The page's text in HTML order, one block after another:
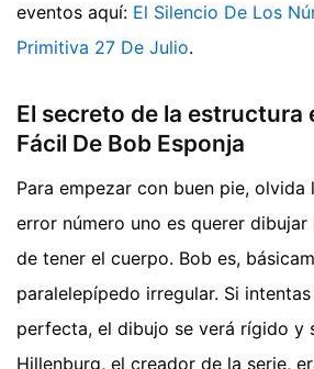
eventos aquí: El Silencio De Los
Primitiva 27 De Julio.
El secreto de la estructura
Fácil De Bob Esponja
Para empezar con buen pie, olvida
error número uno es querer dibujar
de tener el cuerpo. Bob es,
paralelepípedo irregular. Si
perfecta, el dibujo se verá rígido y
Hillenburg, el creador de la serie,